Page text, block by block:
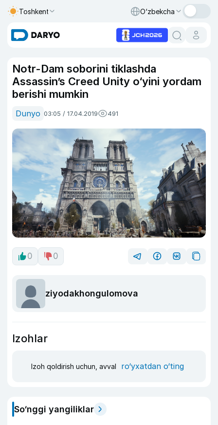
Toshkent O‘zbekcha
Notr-Dam soborini tiklashda
Assassin’s Creed Unity o‘yini yordam
berishi mumkin
Dunyo 03:05 / 17.04.2019 491
0 0
ziyodakhongulomova
Izohlar
Izoh qoldirish uchun, avval ro‘yxatdan o‘ting
So‘nggi yangiliklar